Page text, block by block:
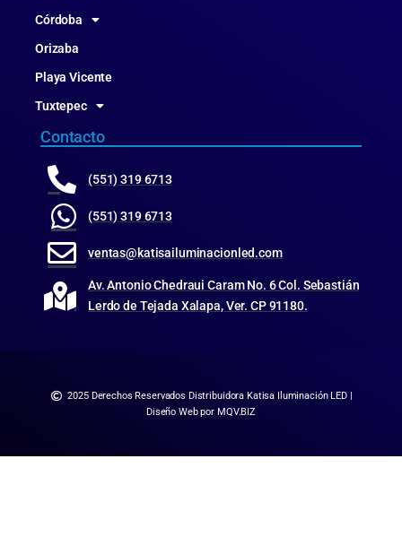
Córdoba
Orizaba
Playa Vicente
Tuxtepec
Contacto
(551) 319 6713
(551) 319 6713
ventas@katisailuminacionled.com
Av. Antonio Chedraui Caram No. 6 Col. Sebastián
Lerdo de Tejada Xalapa, Ver. CP 91180.
2025 Derechos Reservados Distribuidora Katisa Iluminación LED |
Diseño Web por MQV.BIZ